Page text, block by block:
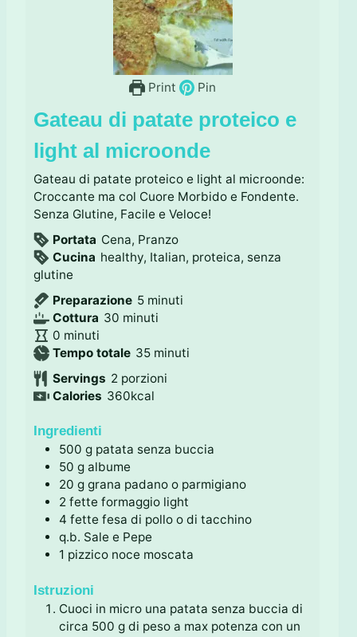
Print Pin
Gateau di patate proteico e
light al microonde
Gateau di patate proteico e light al microonde:
Croccante ma col Cuore Morbido e Fondente.
Senza Glutine, Facile e Veloce!
Portata Cena, Pranzo
Cucina healthy, Italian, proteica, senza
glutine
Preparazione 5m
i
u
t
i
minuti
Cottura 30m
n
t
i
minuti
0m
i
u
t
minuti
Tempo totale 35m
n
u
minuti
Servings 2 porzioni
Calories 360kcal
Ingredienti
500 g patata senza buccia
50 g albume
20 g grana padano o parmigiano
2 fette formaggio light
4 fette fesa di pollo o di tacchino
q.b. Sale e Pepe
1 pizzico noce moscata
Istruzioni
Cuoci in micro una patata senza buccia di
circa 500 g di peso a max potenza con un